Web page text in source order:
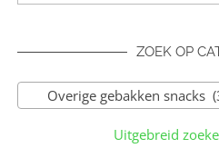
ZOEK OP
Overige gebakken snacks
Uitgebreid